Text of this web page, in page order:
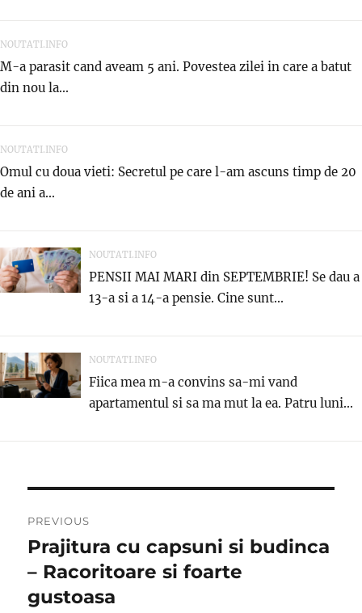
NOUTATI.INFO
M-a parasit cand aveam 5 ani. Povestea zilei in care a batut
din nou la...
NOUTATI.INFO
Omul cu doua vieti: Secretul pe care l-am ascuns timp de 20
de ani a...
NOUTATI.INFO
PENSII MAI MARI din SEPTEMBRIE! Se dau a
13-a si a 14-a pensie. Cine sunt...
NOUTATI.INFO
Fiica mea m-a convins sa-mi vand
apartamentul si sa ma mut la ea. Patru luni...
navigation
PREVIOUS
Previous
post:
Prajitura cu capsuni si budinca
– Racoritoare si foarte
gustoasa